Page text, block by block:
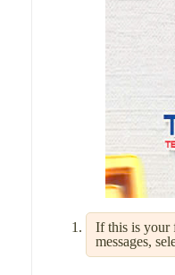
If this is your
messages,